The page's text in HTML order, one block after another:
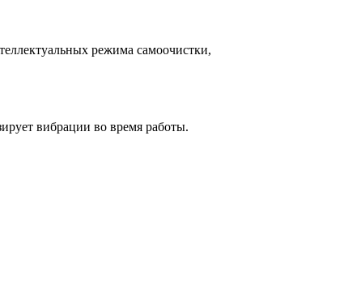
режима самоочистки,
вибрации во время работы.